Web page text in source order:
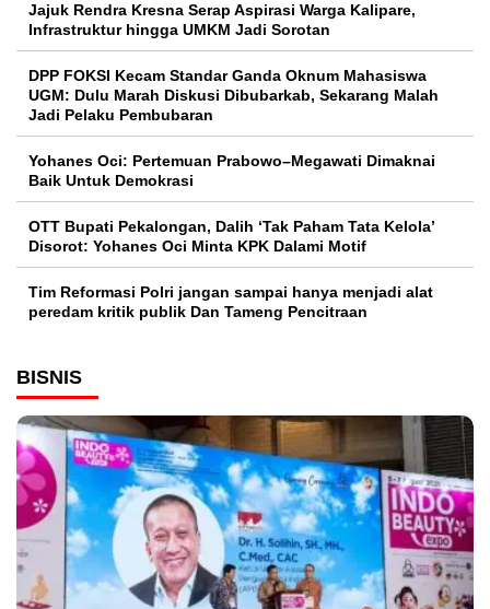
Jajuk Rendra Kresna Serap Aspirasi Warga Kalipare,
Infrastruktur hingga UMKM Jadi Sorotan
DPP FOKSI Kecam Standar Ganda Oknum Mahasiswa
UGM: Dulu Marah Diskusi Dibubarkab, Sekarang Malah
Jadi Pelaku Pembubaran
Yohanes Oci: Pertemuan Prabowo–Megawati Dimaknai
Baik Untuk Demokrasi
OTT Bupati Pekalongan, Dalih ‘Tak Paham Tata Kelola’
Disorot: Yohanes Oci Minta KPK Dalami Motif
Tim Reformasi Polri jangan sampai hanya menjadi alat
peredam kritik publik Dan Tameng Pencitraan
BISNIS